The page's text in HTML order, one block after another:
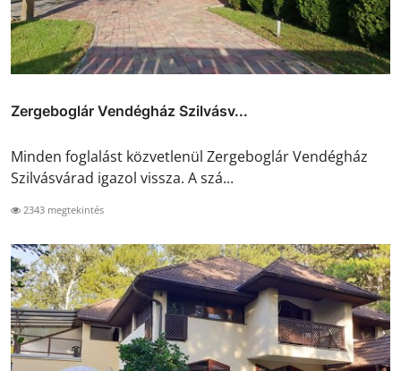
Zergeboglár Vendégház Szilvásv...
Minden foglalást közvetlenül Zergeboglár Vendégház
Szilvásvárad igazol vissza. A szá...
2343 megtekintés